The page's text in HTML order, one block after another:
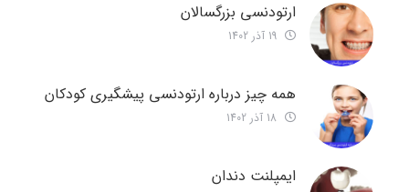
ارتودنسی بزرگسالان
همه چیز درباره ارتودنسی پیشگیری کودکان
ایمپلنت دندان